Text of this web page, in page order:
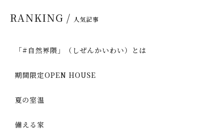
RANKING / 人気記事
「#自然界隈」（しぜんかいわい）とは
期間限定OPEN HOUSE
夏の室温
備える家